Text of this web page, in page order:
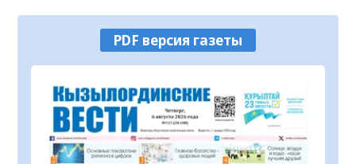
эксперту Кай-Фу Ли
05.08.2026 74 0
Уважаемые жители и гости города!
05.08.2026 80 0
В Кызылординской области вынесен
приговор организатору финансовой
пирамиды
05.08.2026 234
PDF версия газеты